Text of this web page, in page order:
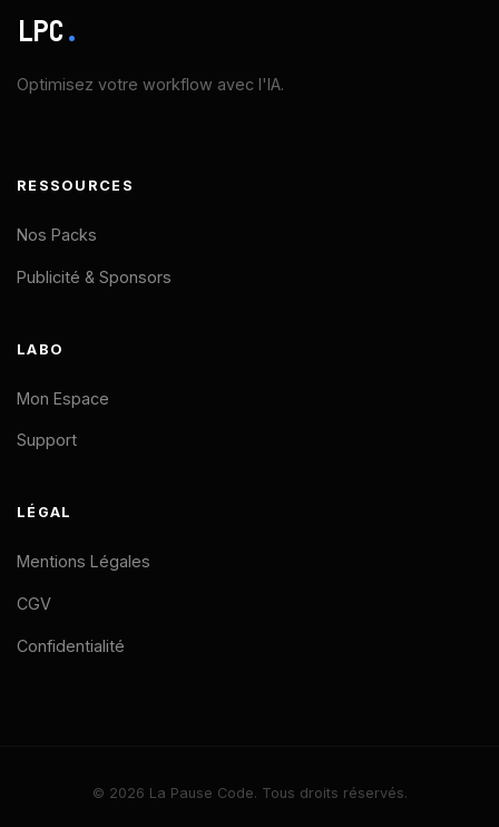
LPC.
Optimisez votre workflow avec l'IA.
RESSOURCES
Nos Packs
Publicité & Sponsors
LABO
Mon Espace
Support
LÉGAL
Mentions Légales
CGV
Confidentialité
© 2026 La Pause Code. Tous droits réservés.